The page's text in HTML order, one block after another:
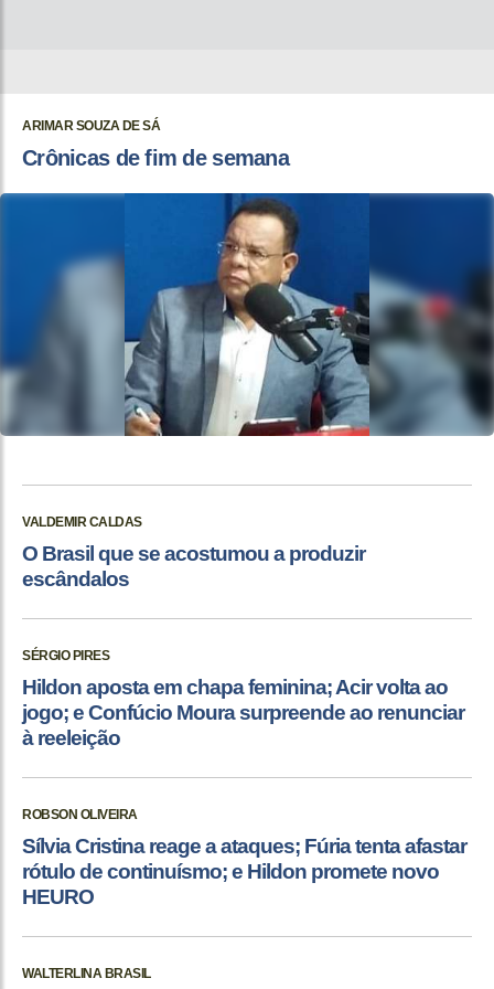
ARIMAR SOUZA DE SÁ
Crônicas de fim de semana
VALDEMIR CALDAS
O Brasil que se acostumou a produzir
escândalos
SÉRGIO PIRES
Hildon aposta em chapa feminina; Acir volta ao
jogo; e Confúcio Moura surpreende ao renunciar
à reeleição
ROBSON OLIVEIRA
Sílvia Cristina reage a ataques; Fúria tenta afastar
rótulo de continuísmo; e Hildon promete novo
HEURO
WALTERLINA BRASIL